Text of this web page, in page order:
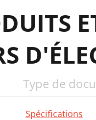
Type de
Spécifications